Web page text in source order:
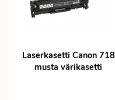
Laserkasetti Canon 718
musta värikasetti